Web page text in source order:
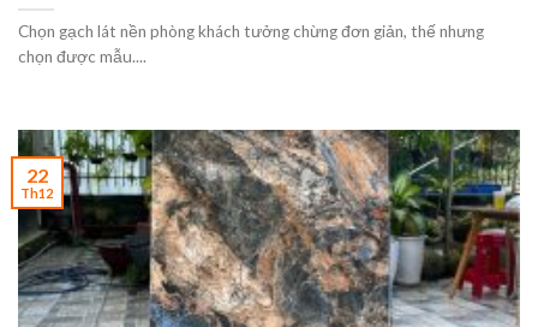
Chọn gạch lát nền phòng khách tưởng chừng đơn giản, thế nhưng
chọn được mẫu....
22
Th12